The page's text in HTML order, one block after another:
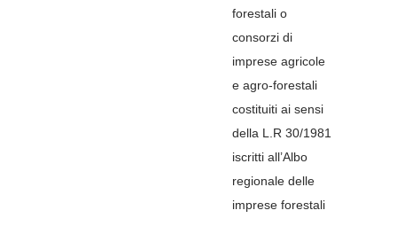
forestali o
consorzi di
imprese agricole
e agro-forestali
costituiti ai sensi
della L.R 30/1981
iscritti all’Albo
regionale delle
imprese forestali